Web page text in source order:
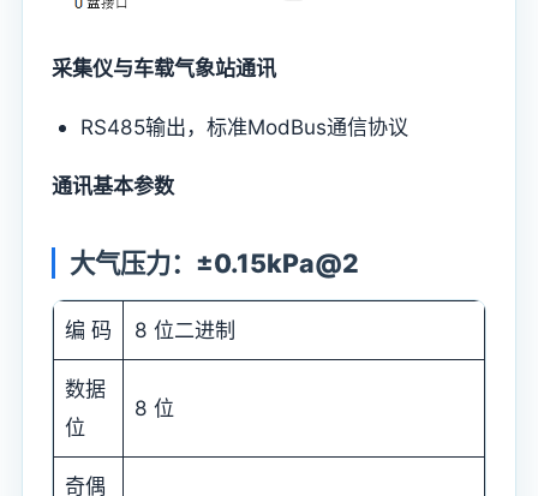
采集仪与车载气象站通讯
RS485输出，标准ModBus通信协议
通讯基本参数
大气压力：±0.15kPa@2
编 码 8 位二进制
数据
位
8 位
奇偶